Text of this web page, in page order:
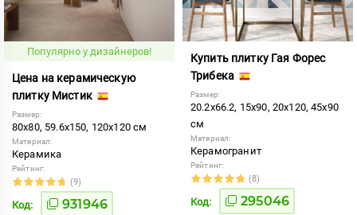
Популярно у дизайнеров!
Цена на керамическую
плитку Мистик
Размер:
80x80, 59.6x150, 120x120 см
Материал:
Керамика
Рейтинг:
(9)
Код: 931946
Купить плитку Гая Форес
Трибека
Размер:
20.2x66.2, 15x90, 20x120, 45x90
см
Материал:
Керамогранит
Рейтинг:
(8)
Код: 295046